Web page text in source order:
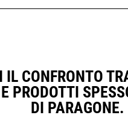
IL CONFRONTO
PRODOTTI
DI PARAGONE.